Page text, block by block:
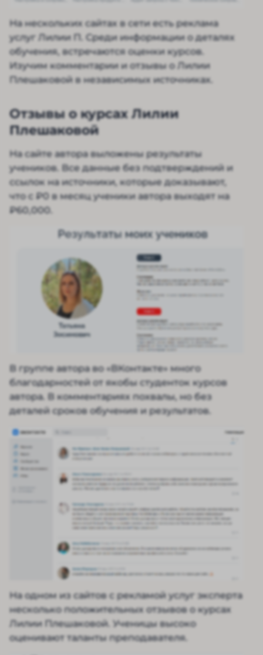
На нескольких сайтах в сети есть реклама
услуг Лилии П. Среди информации о деталях
обучения, встречаются оценки курсов.
Изучим комментарии и отзывы о Лилии
Плешаковой в независимых источниках.
Отзывы о курсах Лилии
Плешаковой
На сайте автора выложены результаты
учеников. Все данные без подтверждений и
ссылок на источники, которые доказывают,
что с ₽0 в месяц ученики автора выходят на
₽60,000.
В группе автора во «ВКонтакте» много
благодарностей от якобы студенток курсов
автора. В комментариях похвалы, но без
деталей сроков обучения и результатов.
На одном из сайтов с рекламой услуг эксперта
несколько положительных отзывов о курсах
Лилии Плешаковой. Ученицы высоко
оценивают таланты преподавателя.